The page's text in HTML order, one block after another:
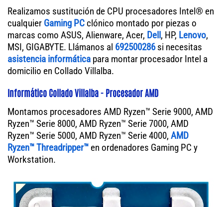
Realizamos sustitución de CPU procesadores Intel® en
cualquier Gaming PC clónico montado por piezas o
marcas como ASUS, Alienware, Acer, Dell, HP, Lenovo,
MSI, GIGABYTE. Llámanos al 692500286si necesitas
asistencia informática para montar procesador Intel a
domicilio en Collado Villalba.
Informático Collado Villalba - Procesador AMD
Montamos procesadores AMD Ryzen™ Serie 9000, AMD
Ryzen™ Serie 8000, AMD Ryzen™ Serie 7000, AMD
Ryzen™ Serie 5000, AMD Ryzen™ Serie 4000, AMD
Ryzen™ Threadripper™ en ordenadores Gaming PC y
Workstation.